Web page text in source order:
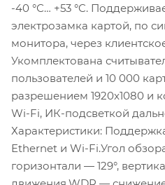
-40 °С… +53 °C.
электрозамка картой, по
монитора, через
Укомплектована
пользователей и 10 000
разрешением 1920x1080 и
Wi-Fi, ИК-подсветкой
Характеристики:
Ethernet и Wi-Fi.Угол
горизонтали — 129°,